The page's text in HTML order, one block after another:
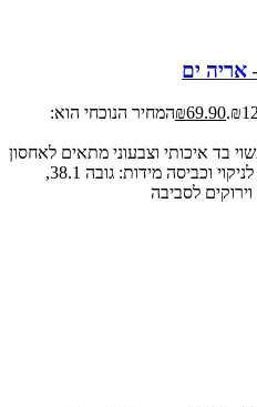
אריה ים
₪69.90
המחיר הנוכחי הוא:
בד איכותי וצבעוני מתאים לאחסון
צעצועי אמבטיה וכלי רחצה קל ונוח לניקוי וכביסה מידות: גובה 38.1,